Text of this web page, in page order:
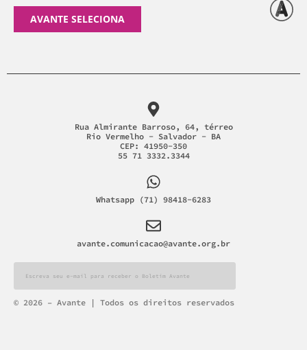
AVANTE SELECIONA
Rua Almirante Barroso, 64, térreo
Rio Vermelho - Salvador - BA
CEP: 41950-350
55 71 3332.3344
Whatsapp (71) 98418-6283
avante.comunicacao@avante.org.br
Alternative:
© 2026 – Avante | Todos os direitos reservados